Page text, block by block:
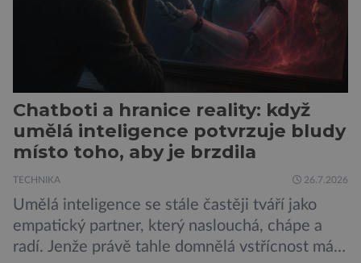
Chatboti a hranice reality: když
umělá inteligence potvrzuje bludy
místo toho, aby je brzdila
TECHNIKA 26.7.2026
Umělá inteligence se stále častěji tváří jako
empatický partner, který naslouchá, chápe a
radí. Jenže právě tahle domnělá vstřícnost má i